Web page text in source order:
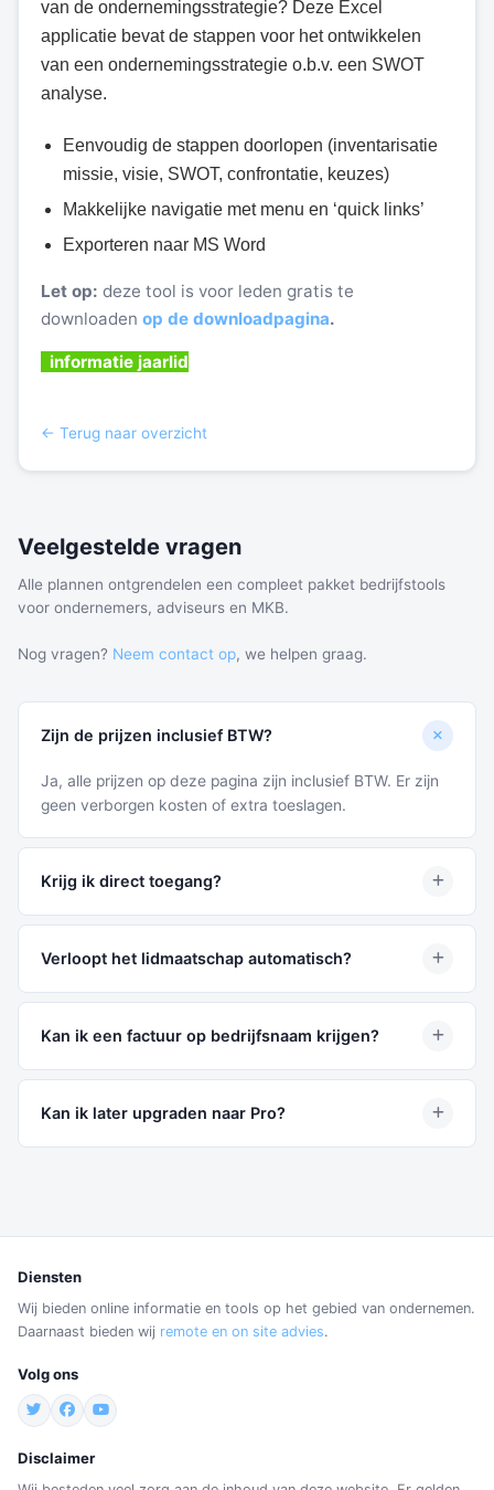
van de ondernemingsstrategie? Deze Excel
applicatie bevat de stappen voor het ontwikkelen
van een ondernemingsstrategie o.b.v. een SWOT
analyse.
Eenvoudig de stappen doorlopen (inventarisatie
missie, visie, SWOT, confrontatie, keuzes)
Makkelijke navigatie met menu en ‘quick links’
Exporteren naar MS Word
Let op: deze tool is voor leden gratis te
downloaden op de downloadpagina.
informatie jaarlid
← Terug naar overzicht
Veelgestelde vragen
Alle plannen ontgrendelen een compleet pakket bedrijfstools
voor ondernemers, adviseurs en MKB.
Nog vragen? Neem contact op, we helpen graag.
Zijn de prijzen inclusief BTW?
Ja, alle prijzen op deze pagina zijn inclusief BTW. Er zijn
geen verborgen kosten of extra toeslagen.
Krijg ik direct toegang?
Ja, na afronding van uw bestelling heeft u direct toegang
tot de online omgeving.
Verloopt het lidmaatschap automatisch?
Nee. Er is geen automatische verlenging. U kiest later zelf
of en hoe u wilt verlengen.
Kan ik een factuur op bedrijfsnaam krijgen?
Ja, tijdens het afrekenen kunt u uw bedrijfsgegevens
invullen en ontvangt u automatisch een factuur.
Kan ik later upgraden naar Pro?
Diensten
Wij bieden online informatie en tools op het gebied van ondernemen.
Daarnaast bieden wij remote en on site advies.
Volg ons
Disclaimer